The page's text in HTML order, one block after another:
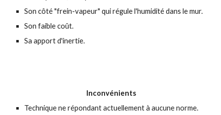
Son côté "frein-vapeur" qui régule l'humidité dans le mur.
Son faible coût.
Sa apport d'inertie.
Inconvénients
Technique ne répondant actuellement à aucune norme.